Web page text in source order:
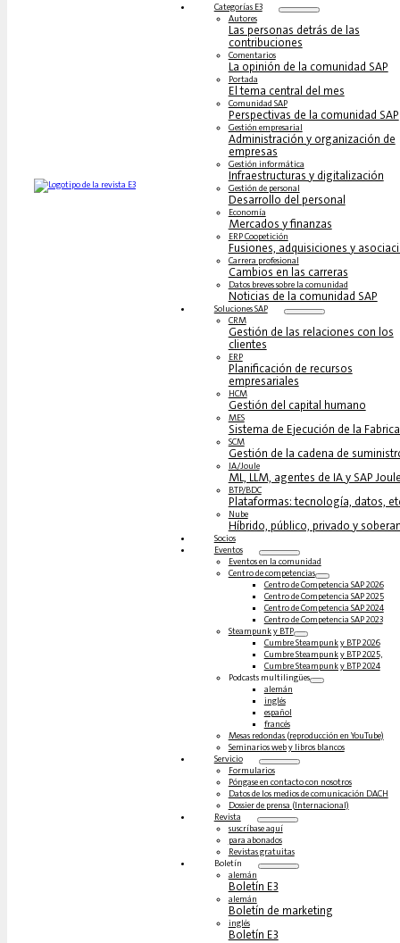
Categorías E3
Autores
Las personas detrás de las
contribuciones
Comentarios
La opinión de la comunidad SAP
Portada
El tema central del mes
Comunidad SAP
Perspectivas de la comunidad SAP
Gestión empresarial
Administración y organización de
empresas
Gestión informática
Infraestructuras y digitalización
Gestión de personal
Desarrollo del personal
Economía
Mercados y finanzas
ERP Coopetición
Fusiones, adquisiciones y
Carrera profesional
Cambios en las carreras
Datos breves sobre la comunidad
Noticias de la comunidad SAP
Soluciones‎‎ SAP
CRM
Gestión de las relaciones con los
clientes
ERP
Planificación de recursos
empresariales
HCM
Gestión del capital humano
MES
Sistema de Ejecución de la
SCM
Gestión de la cadena de
IA/Joule
ML, LLM, agentes de IA y SAP Joule
BTP/BDC
Plataformas: tecnología, datos,
Nube
Híbrido, público, privado y
Socios
Eventos
Eventos en la comunidad
Centro de competencias
Centro de Competencia SAP 2026
Centro de Competencia SAP 2025
Centro de Competencia SAP 2024
Centro de Competencia SAP 2023
Steampunk y BTP
Cumbre Steampunk y BTP 2026
Cumbre Steampunk y BTP 2025,
Cumbre Steampunk y BTP 2024
Podcasts multilingües
alemán
inglés
español
francés
Mesas redondas (reproducción en YouTube)
Seminarios web y libros blancos
Servicio
Formularios
Póngase en contacto con nosotros
Datos de los medios de comunicación DACH
Dossier de prensa (Internacional)
Revista
suscríbase aquí
para abonados
Revistas gratuitas
Boletín
alemán
Boletín E3
alemán
Boletín de marketing
inglés
Boletín E3